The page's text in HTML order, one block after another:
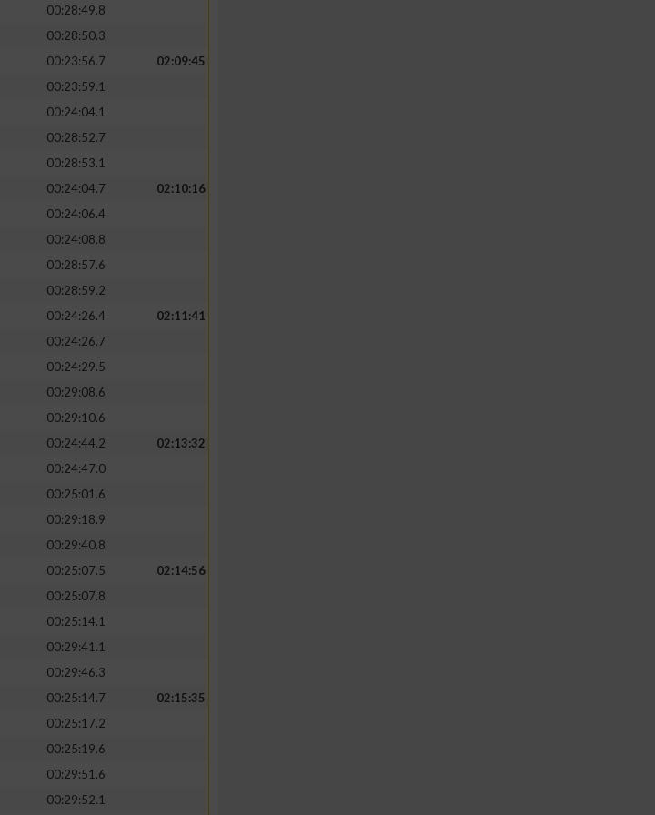
00:28:49.8
00:28:50.3
00:23:56.7
02:09:45
00:23:59.1
00:24:04.1
00:28:52.7
00:28:53.1
00:24:04.7
02:10:16
00:24:06.4
00:24:08.8
00:28:57.6
00:28:59.2
00:24:26.4
02:11:41
00:24:26.7
00:24:29.5
00:29:08.6
00:29:10.6
00:24:44.2
02:13:32
00:24:47.0
00:25:01.6
00:29:18.9
00:29:40.8
00:25:07.5
02:14:56
00:25:07.8
00:25:14.1
00:29:41.1
00:29:46.3
00:25:14.7
02:15:35
00:25:17.2
00:25:19.6
00:29:51.6
00:29:52.1